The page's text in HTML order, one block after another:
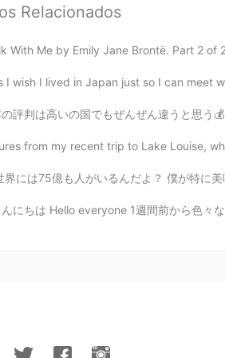
し、私たちのトピアリーの世話をして
EN
Relacionados
With Me by Emily Jane Brontë. Part 2
I wish I lived in Japan just so I can meet
評判は高いの国でもぜんぜん違うと思う💰 カナダ
from my recent trip to Lake Louise,
も人がいるんだよ？ 僕が特に美味しくないと思うよ？ あれか？前世で大量
ちは Hello everyone 1週間前から色々なことがあったの